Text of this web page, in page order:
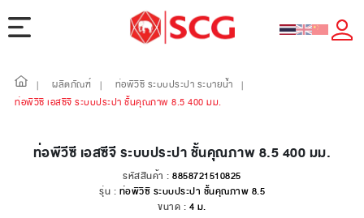
| ผลิตภัณฑ์ | ท่อพีวีซี ระบบประปา ระบายน้ำ
|
ท่อพีวีซี เอสซีจี ระบบประปา ชั้นคุณภาพ 8.5 400 มม.
ท่อพีวีซี เอสซีจี ระบบประปา ชั้นคุณภาพ 8.5 400 มม.
รหัสสินค้า : 8858721510825
รุ่น : ท่อพีวีซี ระบบประปา ชั้นคุณภาพ 8.5
ขนาด : 4 ม.